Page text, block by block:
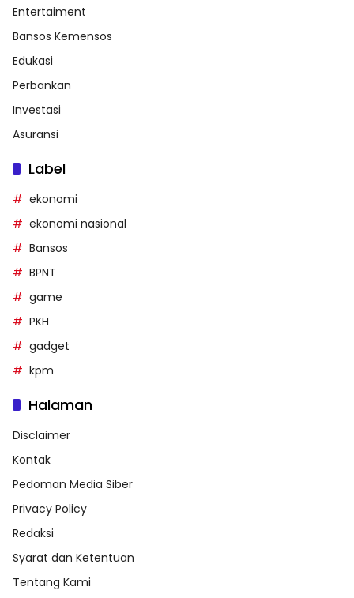
Entertaiment
Bansos Kemensos
Edukasi
Perbankan
Investasi
Asuransi
Label
ekonomi
ekonomi nasional
Bansos
BPNT
game
PKH
gadget
kpm
Halaman
Disclaimer
Kontak
Pedoman Media Siber
Privacy Policy
Redaksi
Syarat dan Ketentuan
Tentang Kami